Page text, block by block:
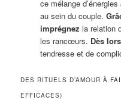
ce mélange d’énergies
au sein du couple.
imprégnez la relation
les rancœurs. Dès lors
tendresse et de
DES RITUELS D’AMOUR À
EFFICACES)